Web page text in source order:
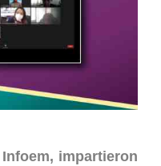
impartieron